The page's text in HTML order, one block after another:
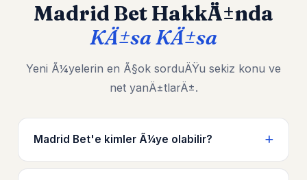
Madrid Bet HakkÄ±nda
KÄ±sa KÄ±sa
Yeni Ã¼yelerin en Ã§ok sorduÄŸu sekiz konu ve
net yanÄ±tlarÄ±.
Madrid Bet'e kimler Ã¼ye olabilir?